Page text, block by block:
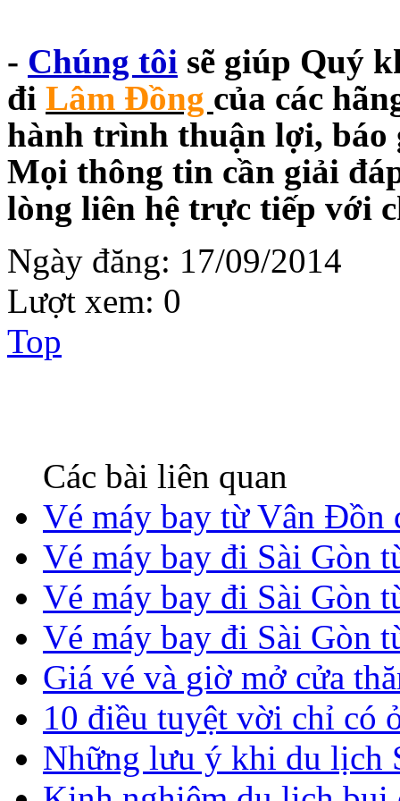
- Chúng tôi sẽ giúp Quý
đi Lâm Đồng của các
hành trình thuận lợi, báo
Mọi thông tin cần giải
lòng liên hệ trực tiếp với
Ngày đăng: 17/09/2014
Lượt xem: 0
Top
Các bài liên quan
Vé máy bay từ Vân Đồn
Vé máy bay đi Sài Gòn
Vé máy bay đi Sài Gòn
Vé máy bay đi Sài Gòn
Giá vé và giờ mở cửa
10 điều tuyệt vời chỉ có
Những lưu ý khi du lịch